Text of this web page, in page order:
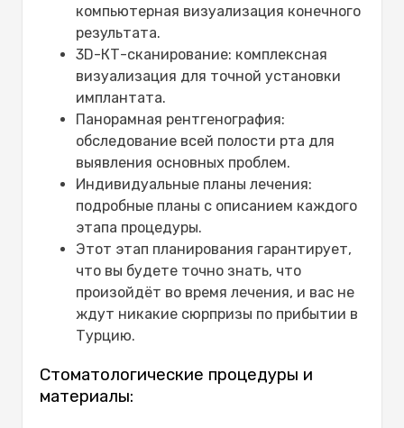
компьютерная визуализация конечного
результата.
3D-КТ-сканирование: комплексная
визуализация для точной установки
имплантата.
Панорамная рентгенография:
обследование всей полости рта для
выявления основных проблем.
Индивидуальные планы лечения:
подробные планы с описанием каждого
этапа процедуры.
Этот этап планирования гарантирует,
что вы будете точно знать, что
произойдёт во время лечения, и вас не
ждут никакие сюрпризы по прибытии в
Турцию.
Стоматологические процедуры и
материалы: